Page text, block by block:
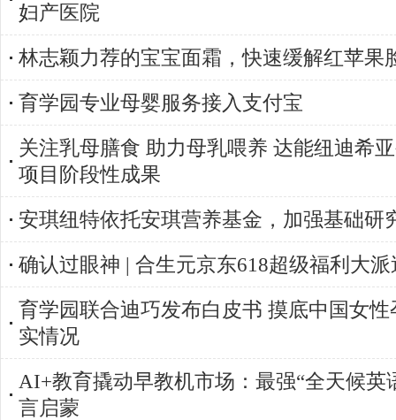
妇产医院
林志颖力荐的宝宝面霜，快速缓解红苹果
育学园专业母婴服务接入支付宝
关注乳母膳食 助力母乳喂养 达能纽迪希
项目阶段性成果
安琪纽特依托安琪营养基金，加强基础研
确认过眼神 | 合生元京东618超级福利大
育学园联合迪巧发布白皮书 摸底中国女
实情况
AI+教育撬动早教机市场：最强“全天候英
言启蒙